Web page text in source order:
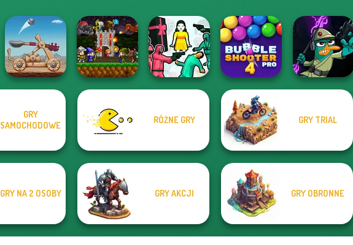
Clash of Stone
Mini Guardians
Castle Defense
Squid Battle
Bubble Shooter
Pro 4
Agent P Rebel
GRY
SAMOCHODOWE
RÓŻNE GRY GRY TRIAL
GRY NA 2 OSOBY GRY AKCJI GRY OBRONNE